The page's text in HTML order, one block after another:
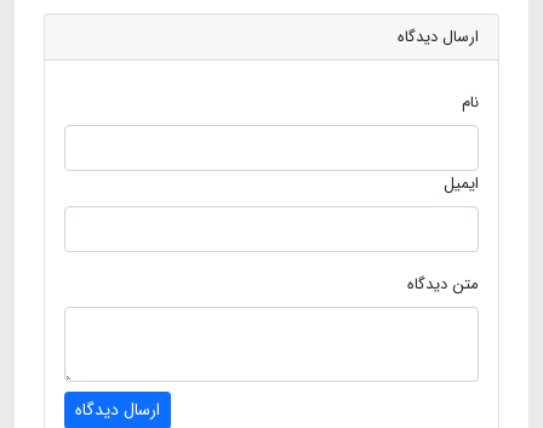
ارسال دیدگاه
نام
ایمیل
متن دیدگاه
ارسال دیدگاه